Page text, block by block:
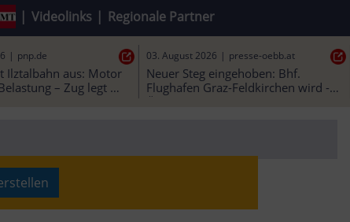
Videolinks Regionale Partner
| pnp.de
Ilztalbahn aus: Motor
– Zug legt
ein
03. August 2026 | presse-oebb.at
Neuer Steg eingehoben: Bhf.
Flughafen Graz-Feldkirchen wird -
ÖBB